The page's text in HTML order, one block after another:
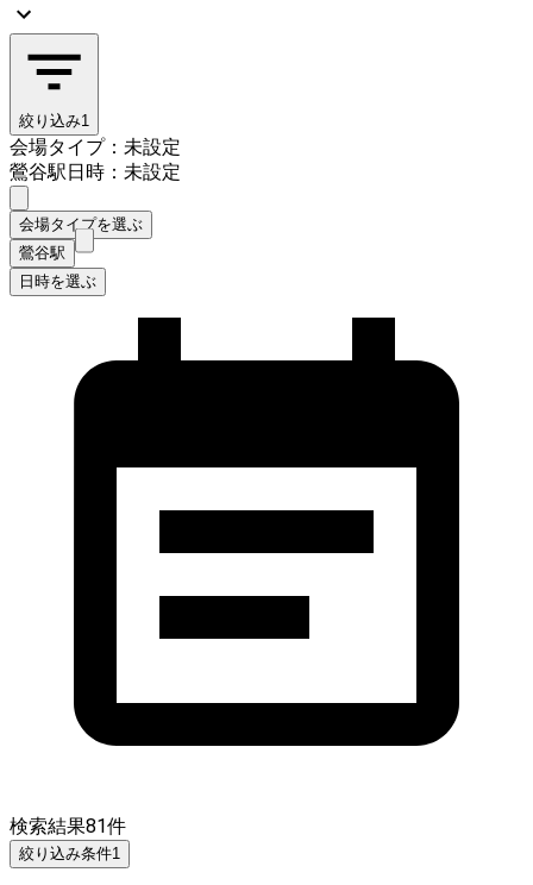
絞り込み1
会場タイプ：未設定
鶯谷駅日時：未設定
会場タイプを選ぶ
鶯谷駅
日時を選ぶ
検索結果81件
絞り込み条件1